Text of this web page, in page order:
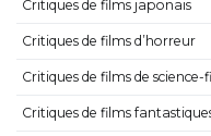
Critiques de films japonais
Critiques de films d’horreur
Critiques de films de science-
Critiques de films